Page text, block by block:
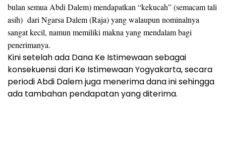
bulan semua Abdi Dalem) mendapatkan “kekucah” (semacam tali
asih) dari Ngarsa Dalem (Raja) yang walaupun nominalnya
sangat kecil, namun memiliki makna yang mendalam bagi
penerimanya.
Kini setelah ada Dana Ke Istimewaan sebagai
konsekuensi dari Ke Istimewaan Yogyakarta, secara
periodi Abdi Dalem juga menerima dana ini sehingga
ada tambahan pendapatan yang diterima.